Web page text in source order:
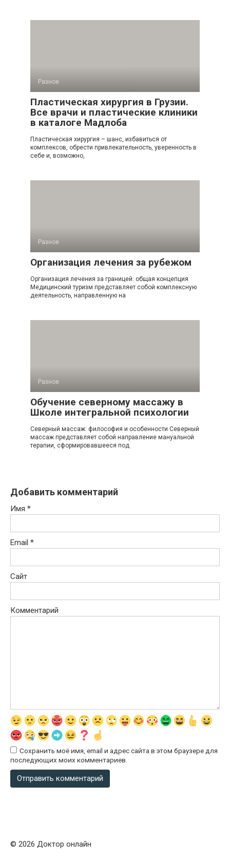
Разное
Пластическая хирургия в Грузии.
Все врачи и пластические клиники
в каталоге Мадлоба
Пластическая хирургия – шанс, избавиться от
комплексов, обрести привлекательность, уверенность в
себе и, возможно,
Разное
Организация лечения за рубежом
Организация лечения за границей: общая концепция
Медицинский туризм представляет собой комплексную
деятельность, направленную на
Разное
Обучение северному массажу в
Школе интегральной психологии
Северный массаж: философия и особенности Северный
массаж представляет собой направление мануальной
терапии, сформировавшееся под
Добавить комментарий
Имя *
Email *
Сайт
Комментарий
Сохранить моё имя, email и адрес сайта в этом браузере для
последующих моих комментариев.
© 2026 Доктор онлайн